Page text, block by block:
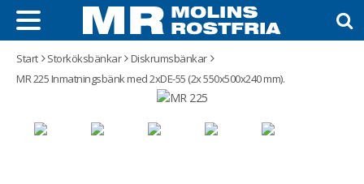
Start Storköksbänkar
Diskrumsbänkar
MR 225 Inmatningsbänk med 2xDE-55 (2x 550x500x240 mm).